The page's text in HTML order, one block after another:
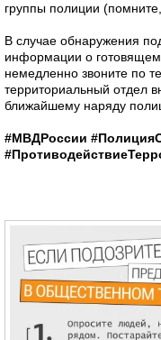
группы полиции
В случае обнаружения
информации о
немедленно звоните по
территориальный отдел
ближайшему наряду
#МВДРоссии